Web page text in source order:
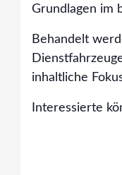
Grundlagen im
Behandelt
inhaltliche
Interessierte